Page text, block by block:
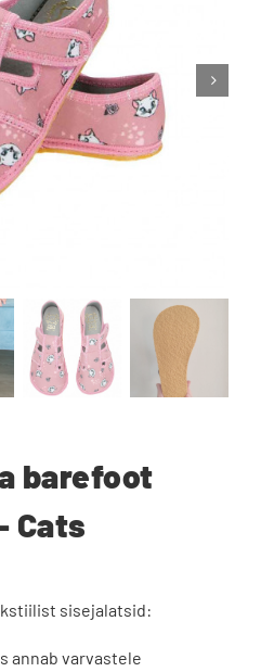
barefoot
Cats
sisejalatsid:
annab varvastele